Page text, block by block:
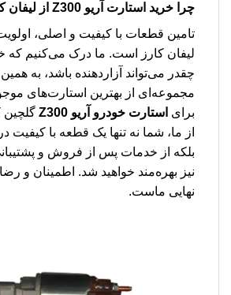
چرا خرید استارت آریو Z300
از لیفان
تامین قطعات با کیفیت و اصلی،
لیفان کارز است. ما درک می‌کنیم که
چقدر می‌تواند آزاردهنده باشد، به
مجموعه‌ای از بهترین استارت‌های موجود
برای استارت خودرو آریو Z300
گلچین
از ما، شما نه تنها یک قطعه با کیفیت
بلکه از خدمات پس از فروش و
نیز بهره‌مند خواهید شد. اطمینان و
نهایی ماست.